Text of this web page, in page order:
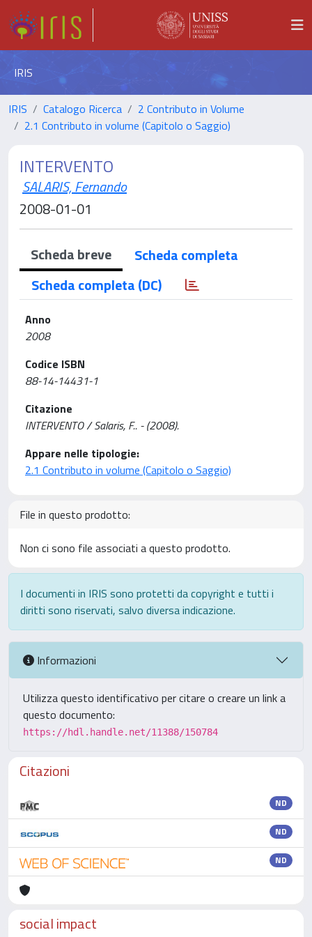
IRIS
IRIS Catalogo Ricerca
2 Contributo in Volume
2.1 Contributo in volume (Capitolo o Saggio)
INTERVENTO
SALARIS, Fernando
2008-01-01
Scheda breve
Scheda completa
Scheda completa (DC)
Anno
2008
Codice ISBN
88-14-14431-1
Citazione
INTERVENTO / Salaris, F.. - (2008).
Appare nelle tipologie:
2.1 Contributo in volume (Capitolo o Saggio)
File in questo prodotto:
Non ci sono file associati a questo prodotto.
I documenti in IRIS sono protetti da copyright e tutti i
diritti sono riservati, salvo diversa indicazione.
Informazioni
Utilizza questo identificativo per citare o creare un link a
questo documento:
https://hdl.handle.net/11388/150784
Citazioni
ND
ND
ND
social impact